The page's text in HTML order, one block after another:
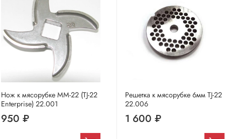
Нож к мясорубке MM-22 (TJ-22
Enterprise) 22.001
950 ₽
Решетка к мясорубке 6мм TJ-22
22.006
1 600 ₽